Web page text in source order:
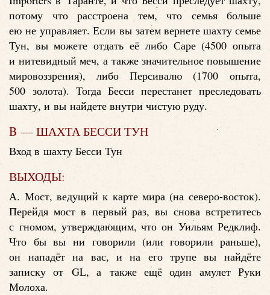
потому что расстроена тем, что семья больше
ею не управляет. Если вы затем вернете шахту семье
Тун, вы можете отдать её либо Саре (4500 опыта
и нитевидный меч, а также значительное повышение
мировоззрения), либо Персивалю (1700 опыта,
500 золота). Тогда Бесси перестанет преследовать
шахту, и вы найдете внутри чистую руду.
B — ШАХТА БЕССИ ТУН
Вход в шахту Бесси Тун
ВЫХОДЫ:
А. Мост, ведущий к карте мира (на северо-восток).
Перейдя мост в первый раз, вы снова встретитесь
с гномом, утверждающим, что он Уильям Редклиф.
Что бы вы ни говорили (или говорили раньше),
он нападёт на вас, и на его трупе вы найдёте
записку от GL, а также ещё один амулет Руки
Молоха.